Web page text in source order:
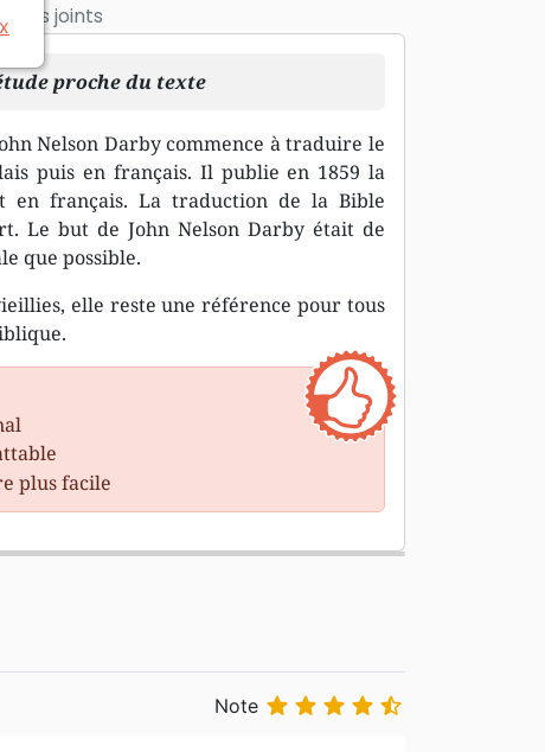
joints
proche du texte
Nelson Darby commence à traduire le
puis en français. Il publie en 1859 la
en français. La traduction de la Bible
Le but de John Nelson Darby était de
que possible.
elle reste une référence pour tous
plus facile
Note     